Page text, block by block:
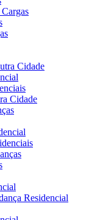
Cidade
Cidade
Residencial